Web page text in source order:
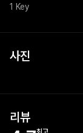
1 Key
사진
리뷰